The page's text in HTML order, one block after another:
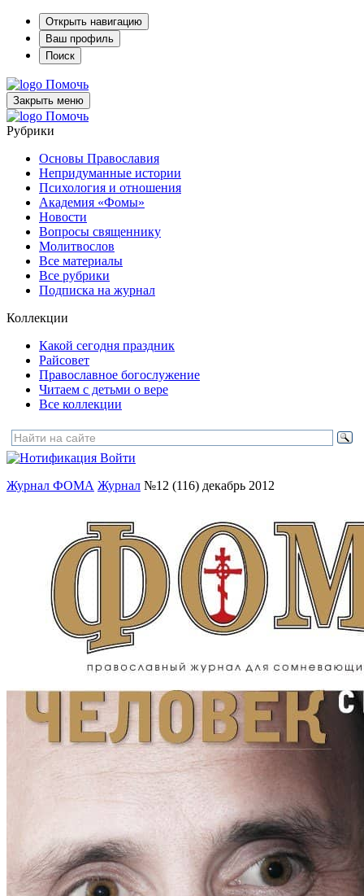
Открыть навигацию
Ваш профиль
Поиск
Помочь
Закрыть меню
Помочь
Рубрики
Основы Православия
Непридуманные истории
Психология и отношения
Академия «Фомы»
Новости
Вопросы священнику
Молитвослов
Все материалы
Все рубрики
Подписка на журнал
Коллекции
Какой сегодня праздник
Райсовет
Православное богослужение
Читаем с детьми о вере
Все коллекции
Войти
Журнал ФОМА Журнал №12 (116) декабрь 2012